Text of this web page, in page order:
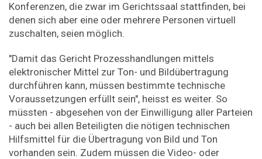
Konferenzen, die zwar im Gerichtssaal stattfinden, bei
denen sich aber eine oder mehrere Personen virtuell
zuschalten, seien möglich.
"Damit das Gericht Prozesshandlungen mittels
elektronischer Mittel zur Ton- und Bildübertragung
durchführen kann, müssen bestimmte technische
Voraussetzungen erfüllt sein", heisst es weiter. So
müssten - abgesehen von der Einwilligung aller Parteien
- auch bei allen Beteiligten die nötigen technischen
Hilfsmittel für die Übertragung von Bild und Ton
vorhanden sein. Zudem müssen die Video- oder